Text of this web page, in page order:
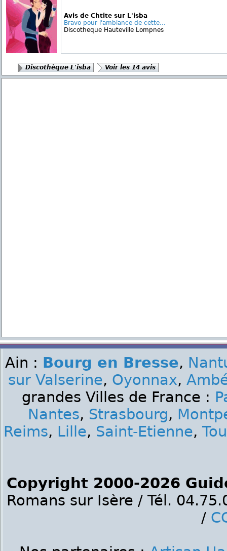
Avis de Chtite sur L'isba
Bravo pour l'ambiance de cette...
Discotheque Hauteville Lompnes
Discothèque L'isba Voir les 14 avis
Ain : Bourg en Bresse,
sur Valserine, Oyonnax,
grandes Villes de France :
Nantes, Strasbourg,
Reims, Lille, Saint-Etienne,
Copyright 2000-2026
Romans sur Isère / Tél.
/